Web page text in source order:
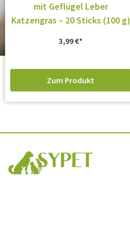
mit Geflügel Leber
Katzengras – 20 Sticks (100 g)
3,99€
Zum Produkt